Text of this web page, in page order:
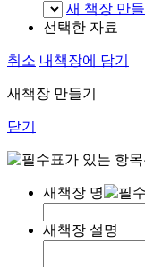
새 책장 만
선택한 자료
취소 내책장에 담기
새책장 만들기
닫기
표가 있는 항
새책장 명
새책장 설명